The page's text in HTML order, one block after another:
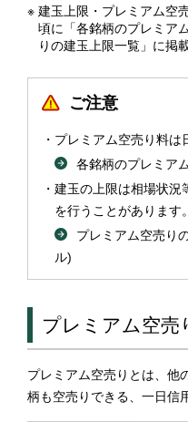
※ 建玉上限・プレミアム空
頃に「各銘柄のプレミア
りの建玉上限一覧」に掲
ご注意
プレミアム空売り料は
各銘柄のプレミア
建玉の上限は相場状況
を行うことがあります。
プレミアム空売り
ル)
プレミアム空売
プレミアム空売りとは、他
柄も空売りできる、一日信